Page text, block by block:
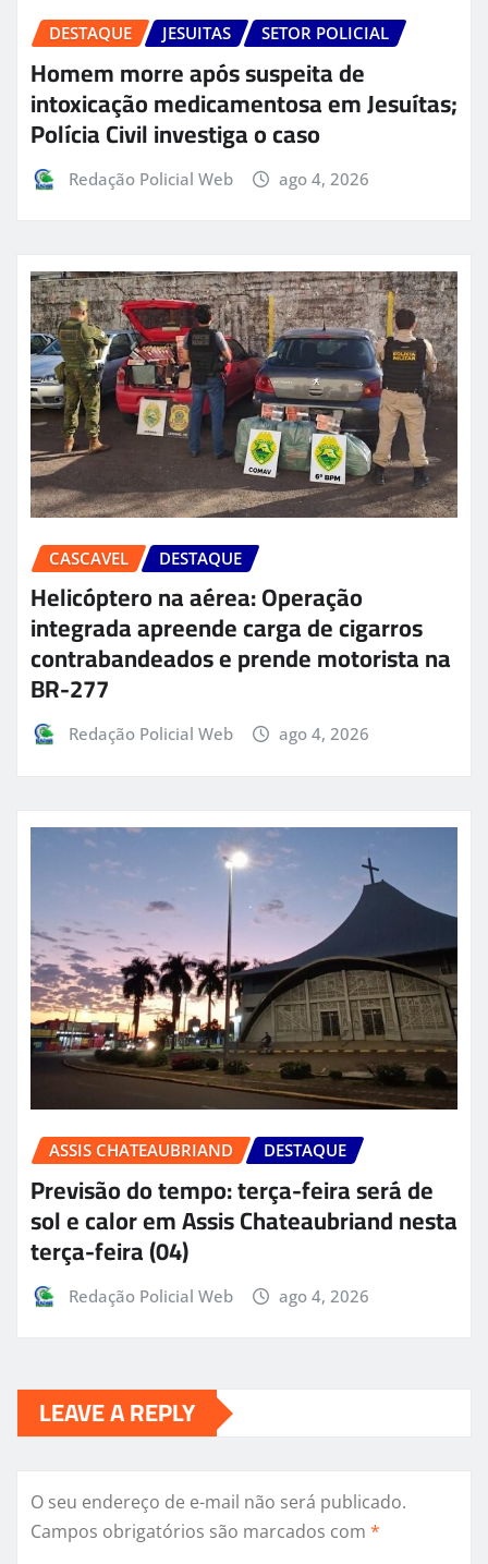
DESTAQUE JESUITAS SETOR POLICIAL
Homem morre após suspeita de
intoxicação medicamentosa em Jesuítas;
Polícia Civil investiga o caso
Redação Policial Web ago 4, 2026
CASCAVEL DESTAQUE
Helicóptero na aérea: Operação
integrada apreende carga de cigarros
contrabandeados e prende motorista na
BR-277
Redação Policial Web ago 4, 2026
ASSIS CHATEAUBRIAND DESTAQUE
Previsão do tempo: terça-feira será de
sol e calor em Assis Chateaubriand nesta
terça-feira (04)
Redação Policial Web ago 4, 2026
LEAVE A REPLY
O seu endereço de e-mail não será publicado.
Campos obrigatórios são marcados com *